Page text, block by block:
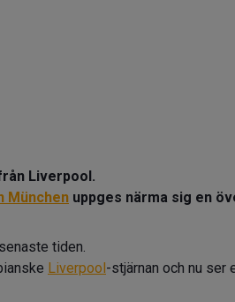
Liverpool.
München uppges närma sig en
tiden.
Liverpool-stjärnan och nu ser